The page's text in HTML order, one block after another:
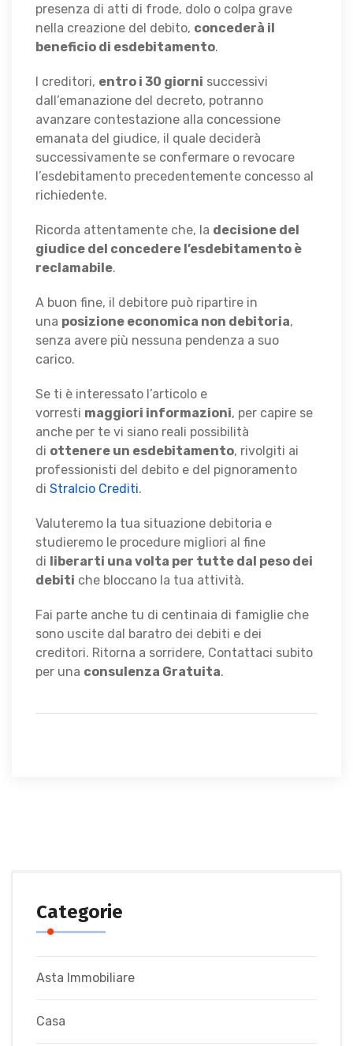
presenza di atti di frode, dolo o colpa grave
nella creazione del debito, concederà il
beneficio di esdebitamento.
I creditori, entro i 30 giorni successivi
dall’emanazione del decreto, potranno
avanzare contestazione alla concessione
emanata del giudice, il quale deciderà
successivamente se confermare o revocare
l’esdebitamento precedentemente concesso al
richiedente.
Ricorda attentamente che, la decisione del
giudice del concedere l’esdebitamento è
reclamabile.
A buon fine, il debitore può ripartire in
una posizione economica non debitoria,
senza avere più nessuna pendenza a suo
carico.
Se ti è interessato l’articolo e
vorresti maggiori informazioni, per capire se
anche per te vi siano reali possibilità
di ottenere un esdebitamento, rivolgiti ai
professionisti del debito e del pignoramento
di Stralcio Crediti.
Valuteremo la tua situazione debitoria e
studieremo le procedure migliori al fine
di liberarti una volta per tutte dal peso dei
debiti che bloccano la tua attività.
Fai parte anche tu di centinaia di famiglie che
sono uscite dal baratro dei debiti e dei
creditori. Ritorna a sorridere, Contattaci subito
per una consulenza Gratuita.
Categorie
Asta Immobiliare
Casa